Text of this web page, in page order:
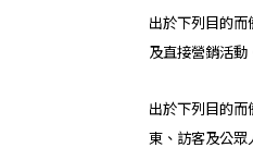
出於下列目的
及直接營銷活
出於下列目的
東、訪客及公眾